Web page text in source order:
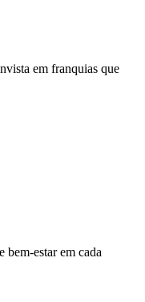
em franquias que
bem-estar em cada